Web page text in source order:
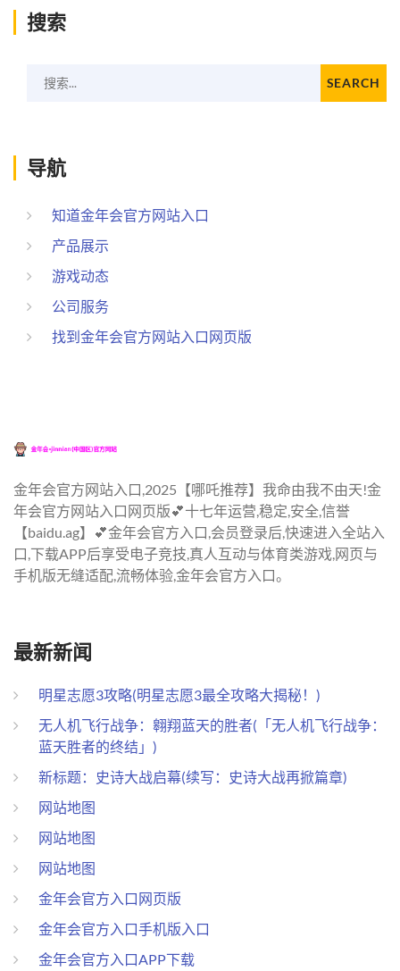
搜索
搜索... SEARCH
导航
知道金年会官方网站入口
产品展示
游戏动态
公司服务
找到金年会官方网站入口网页版
金年会官方网站入口,2025【哪吒推荐】我命由我不由天!金
年会官方网站入口网页版💕十七年运营,稳定,安全,信誉
【baidu.ag】💕金年会官方入口,会员登录后,快速进入全站入
口,下载APP后享受电子竞技,真人互动与体育类游戏,网页与
手机版无缝适配,流畅体验,金年会官方入口。
最新新闻
明星志愿3攻略(明星志愿3最全攻略大揭秘！)
无人机飞行战争：翱翔蓝天的胜者(「无人机飞行战争：
蓝天胜者的终结」)
新标题：史诗大战启幕(续写：史诗大战再掀篇章)
网站地图
网站地图
网站地图
金年会官方入口网页版
金年会官方入口手机版入口
金年会官方入口APP下载